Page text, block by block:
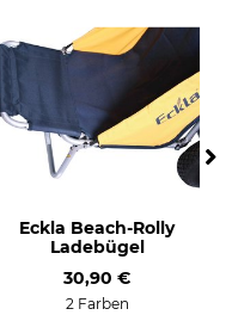
Eckla Beach-Rolly
Ladebügel
30,90 €
2 Farben